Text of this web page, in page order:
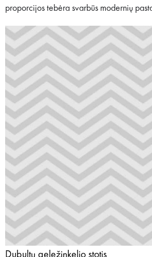
proporcijos tebėra svarbūs modernių
Dubultų geležinkelio stotis